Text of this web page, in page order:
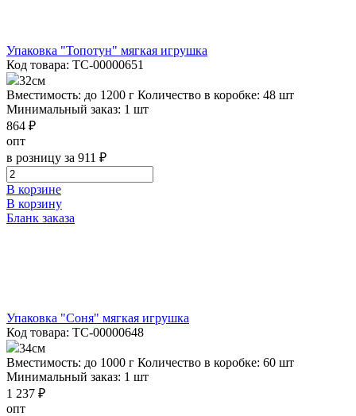
Упаковка "Топотун" мягкая игрушка
Код товара: ТС-00000651
32см
Вместимость: до 1200 г Количество в коробке: 48 шт
Минимальный заказ: 1 шт
864 ₽
опт
в розницу за 911 ₽
В корзине
В корзину
Бланк заказа
Упаковка "Соня" мягкая игрушка
Код товара: ТС-00000648
34см
Вместимость: до 1000 г Количество в коробке: 60 шт
Минимальный заказ: 1 шт
1 237 ₽
опт